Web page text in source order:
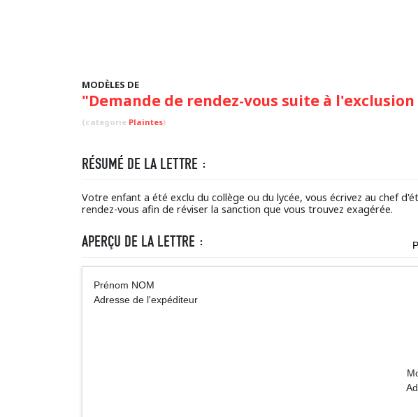
MODÈLES DE
"Demande de rendez-vous suite à
(categorie Plaintes)
RÉSUMÉ DE LA LETTRE :
Votre enfant a été exclu du collège ou du lycée, vous écrivez au chef
rendez-vous afin de réviser la sanction que vous trouvez exagérée.
APERÇU DE LA LETTRE :
Prénom NOM A
Adresse de l'expéditeur
Monsieur le
Adresse de